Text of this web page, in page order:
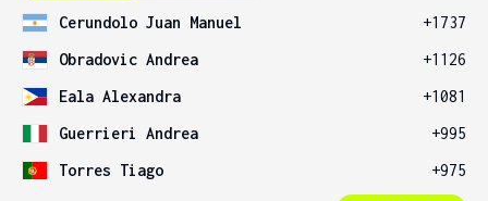
Cerundolo Juan Manuel
+1737
Obradovic Andrea
+1126
Eala Alexandra
+1081
Guerrieri Andrea
+995
Torres Tiago
+975